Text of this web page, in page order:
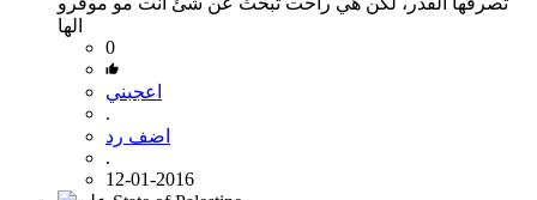
الها
0
اعجبني
.
اضف رد
.
12-01-2016